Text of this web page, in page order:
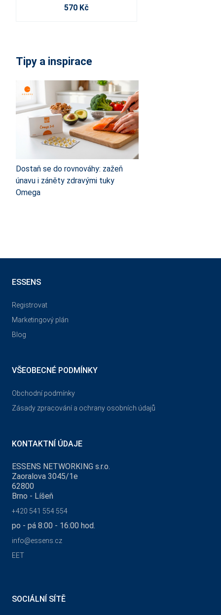
570 Kč
Tipy a inspirace
Dostaň se do rovnováhy: zažeň
únavu i záněty zdravými tuky
Omega
ESSENS
Registrovat
Marketingový plán
Blog
VŠEOBECNÉ PODMÍNKY
Obchodní podmínky
Zásady zpracování a ochrany osobních údajů
KONTAKTNÍ ÚDAJE
ESSENS NETWORKING s.r.o.
Zaoralova 3045/1e
62800
Brno - Líšeň
+420 541 554 554
po - pá 8:00 - 16:00 hod.
info@essens.cz
EET
SOCIÁLNÍ SÍTĚ